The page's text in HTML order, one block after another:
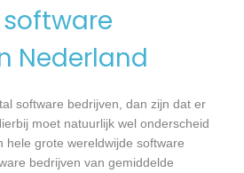
software
Nederland
software bedrijven, dan zijn dat er
moet natuurlijk wel onderscheid
hele grote wereldwijde software
bedrijven van gemiddelde